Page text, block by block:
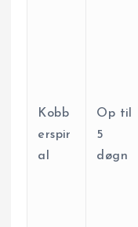
Kobb
erspir
al
Op til
5
døgn